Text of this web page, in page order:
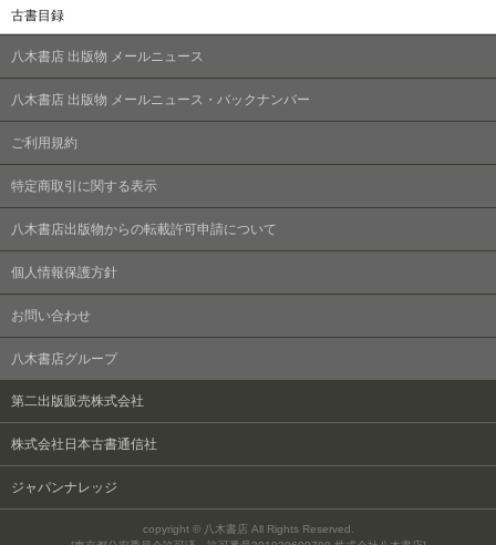
古書目録
八木書店 出版物 メールニュース
八木書店 出版物 メールニュース・バックナンバー
ご利用規約
特定商取引に関する表示
八木書店出版物からの転載許可申請について
個人情報保護方針
お問い合わせ
八木書店グループ
copyright © 八木書店 All Rights Reserved.
第二出版販売株式会社
株式会社日本古書通信社
ジャパンナレッジ